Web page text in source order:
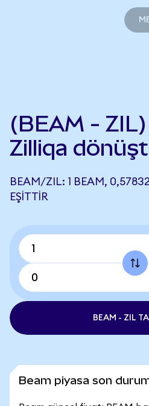
(BEAM -
Zilliqa
BEAM/ZIL: 1 BEAM,
EŞITTIR
BEAM - ZIL
Beam piyasa son